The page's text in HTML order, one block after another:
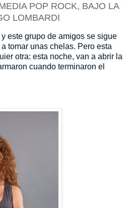
POP ROCK, BAJO LA
LOMBARDI
este grupo de amigos se sigue
tomar unas chelas. Pero esta
otra: esta noche, van a abrir la
cuando terminaron el